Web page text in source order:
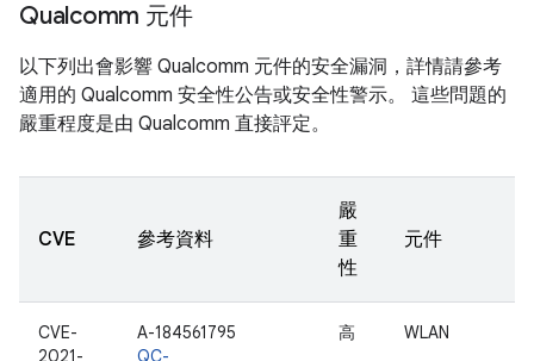
Qualcomm 元件
以下列出會影響 Qualcomm 元件的安全漏洞，詳情請參考
適用的 Qualcomm 安全性公告或安全性警示。 這些問題的
嚴重程度是由 Qualcomm 直接評定。
CVE 參考資料
嚴
重
性
元件
CVE-
2021-
A-184561795
QC-
高 WLAN